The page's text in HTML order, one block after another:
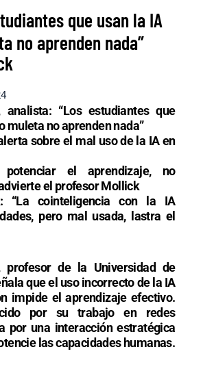
que usan la IA
no aprenden nada”
analista: “Los estudiantes que
muleta no aprenden nada”
sobre el mal uso de la IA en
el aprendizaje, no
el profesor Mollick
“La cointeligencia con la IA
pero mal usada, lastra el
profesor de la Universidad de
que el uso incorrecto de la IA
impide el aprendizaje efectivo.
por su trabajo en redes
por una interacción estratégica
las capacidades humanas.